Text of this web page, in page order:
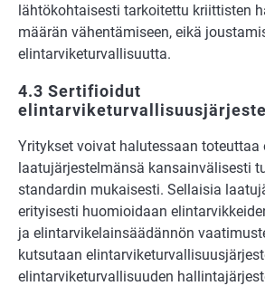
lähtökohtaisesti tarkoitettu kriittisten
määrän vähentämiseen, eikä
elintarviketurvallisuutta.
4.3 Sertifioidut
Yritykset voivat halutessaan toteuttaa
laatujärjestelmänsä kansainvälisesti
standardin mukaisesti. Sellaisia
erityisesti huomioidaan
ja elintarvikelainsäädännön
kutsutaan
elintarviketurvallisuuden